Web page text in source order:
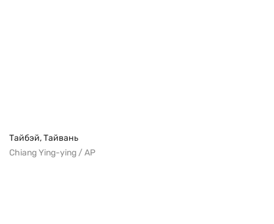
Тайбэй, Тайвань
Chiang Ying-ying / AP